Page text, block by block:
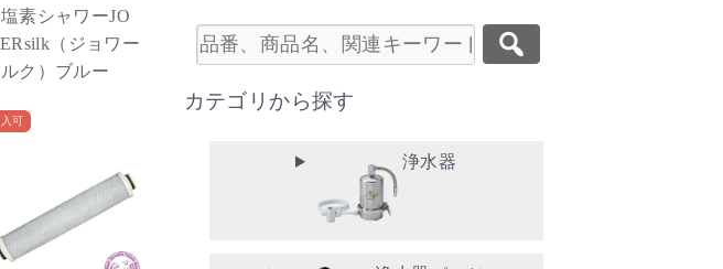
素シャワーJO
（ジョワー
ク）ブルー
可
カテゴリから探す
浄水器